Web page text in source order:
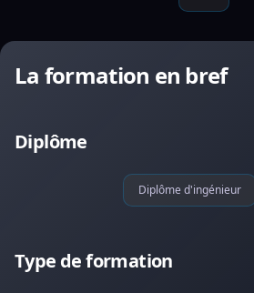
La formation en bref
Diplôme
Diplôme d'ingénieur
Type de formation